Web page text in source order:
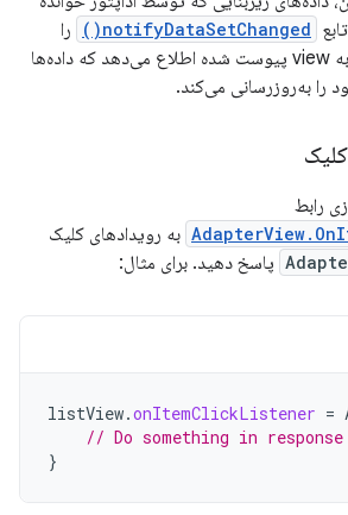
notifyDataSetChanged()
را
فراخوانی کنید. این تابع به view پیوست شده اطلاع می‌دهد که داده‌ها
رابط
به رویدادهای کلیک
پاسخ دهید. برای مثال:
listView.onItemClickListener =
// Do something in
}